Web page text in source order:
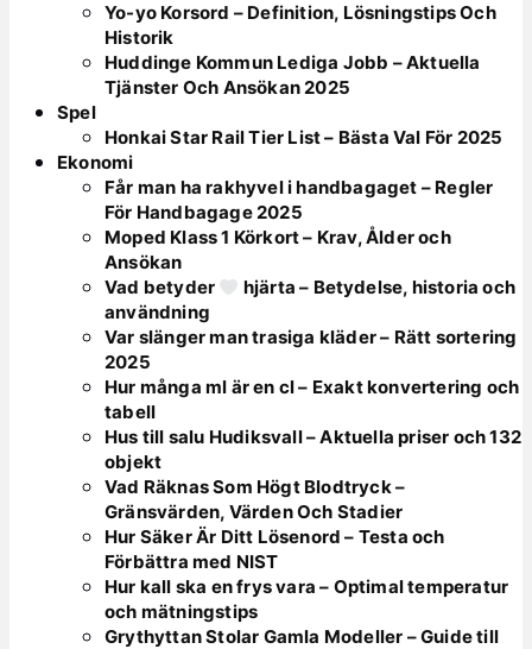
Yo-yo Korsord – Definition, Lösningstips Och
Historik
Huddinge Kommun Lediga Jobb – Aktuella
Tjänster Och Ansökan 2025
Spel
Honkai Star Rail Tier List – Bästa Val För 2025
Ekonomi
Får man ha rakhyvel i handbagaget – Regler
För Handbagage 2025
Moped Klass 1 Körkort – Krav, Ålder och
Ansökan
Vad betyder
hjärta – Betydelse, historia och
användning
Var slänger man trasiga kläder – Rätt sortering
2025
Hur många ml är en cl – Exakt konvertering och
tabell
Hus till salu Hudiksvall – Aktuella priser och 132
objekt
Vad Räknas Som Högt Blodtryck –
Gränsvärden, Värden Och Stadier
Hur Säker Är Ditt Lösenord – Testa och
Förbättra med NIST
Hur kall ska en frys vara – Optimal temperatur
och mätningstips
Grythyttan Stolar Gamla Modeller – Guide till